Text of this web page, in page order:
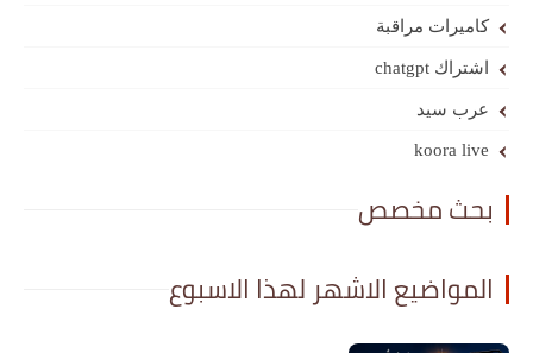
كاميرات مراقبة
اشتراك chatgpt
عرب سيد
koora live
بحث مخصص
المواضيع الاشهر لهذا الاسبوع